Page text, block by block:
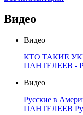
Видео
Видео
КТО ТАКИЕ
ПАНТЕЛЕЕВ -
Видео
Русские в
ПАНТЕЛЕЕВ